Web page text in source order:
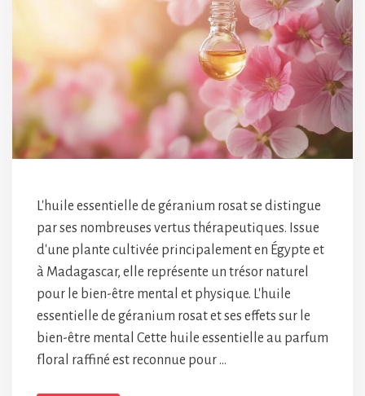
L'huile essentielle de géranium rosat se distingue
par ses nombreuses vertus thérapeutiques. Issue
d'une plante cultivée principalement en Égypte et
à Madagascar, elle représente un trésor naturel
pour le bien-être mental et physique. L'huile
essentielle de géranium rosat et ses effets sur le
bien-être mental Cette huile essentielle au parfum
floral raffiné est reconnue pour …